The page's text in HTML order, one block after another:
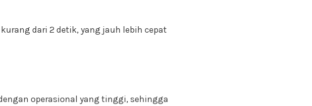
dari 2 detik, yang jauh lebih cepat
operasional yang tinggi, sehingga